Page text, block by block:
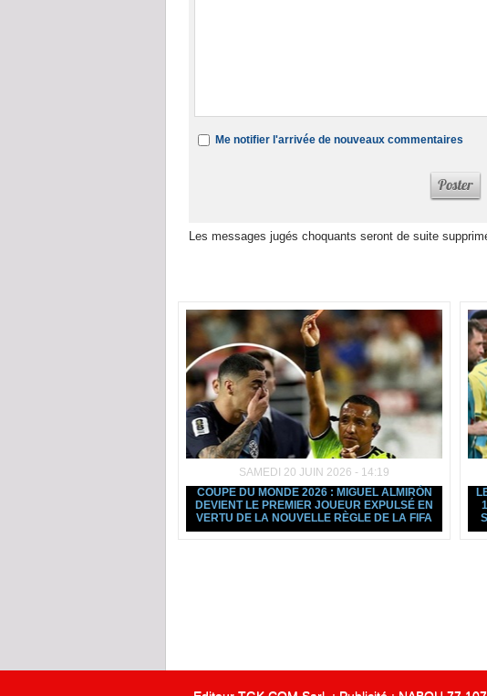
Me notifier l'arrivée de nouveaux commentaires
Les messages jugés choquants seront de suite
SAMEDI 20 JUIN 2026 - 14:19
COUPE DU MONDE 2026 : MIGUEL ALMIRÓN
DEVIENT LE PREMIER JOUEUR EXPULSÉ EN
VERTU DE LA NOUVELLE RÈGLE DE LA FIFA